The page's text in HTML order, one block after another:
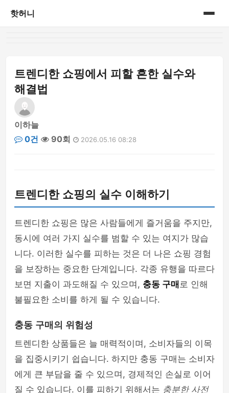
핫허니
트렌디한 쇼핑에서 피할 흔한 실수와
해결법
이하늘
0건
90회 2026.05.16 08:28
트렌디한 쇼핑의 실수 이해하기
트렌디한 쇼핑은 많은 사람들에게 즐거움을 주지만,
동시에 여러 가지 실수를 범할 수 있는 여지가 많습
니다. 이러한 실수를 피하는 것은 더 나은 쇼핑 경험
을 보장하는 중요한 단계입니다. 각종 유행을 따르다
보면 지출이 과도해질 수 있으며, 충동 구매 로 인해
불필요한 소비를 하게 될 수 있습니다.
충동 구매의 위험성
트렌디한 상품들은 늘 매력적이며, 소비자들의 이목
을 집중시키기 쉽습니다. 하지만 충동 구매는 소비자
에게 큰 부담을 줄 수 있으며, 경제적인 손실로 이어
질 수 있습니다. 이를 피하기 위해서는 충분한 사전